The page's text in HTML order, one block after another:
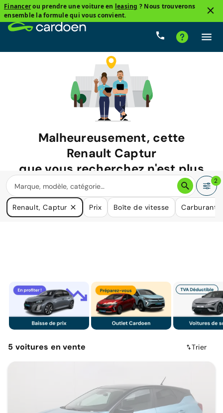
Financerou prendre une voiture en leasing ? Nous trouverons
ensemble la formule qui vous convient.
Malheureusement, cette
Renault Captur
que vous recherchez n'est plus
disponible.
Nous avons de nombreuses voitures qui pourraient répondre
à vos besoins.
2
Renault, Captur Prix Boîte de vitesse Carburant
5 voitures en vente Trier